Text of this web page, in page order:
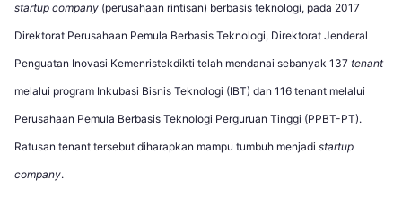
startup company (perusahaan rintisan) berbasis teknologi, pada 2017
Direktorat Perusahaan Pemula Berbasis Teknologi, Direktorat Jenderal
Penguatan Inovasi Kemenristekdikti telah mendanai sebanyak 137 tenant
melalui program Inkubasi Bisnis Teknologi (IBT) dan 116 tenant melalui
Perusahaan Pemula Berbasis Teknologi Perguruan Tinggi (PPBT-PT).
Ratusan tenant tersebut diharapkan mampu tumbuh menjadi startup
company.